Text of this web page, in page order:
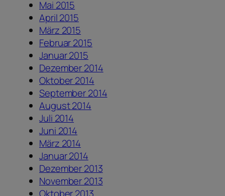
Mai 2015
April 2015
März 2015
Februar 2015
Januar 2015
Dezember 2014
Oktober 2014
September 2014
August 2014
Juli 2014
Juni 2014
März 2014
Januar 2014
Dezember 2013
November 2013